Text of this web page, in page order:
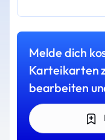
Melde dich
Karteikarten
bearbeiten